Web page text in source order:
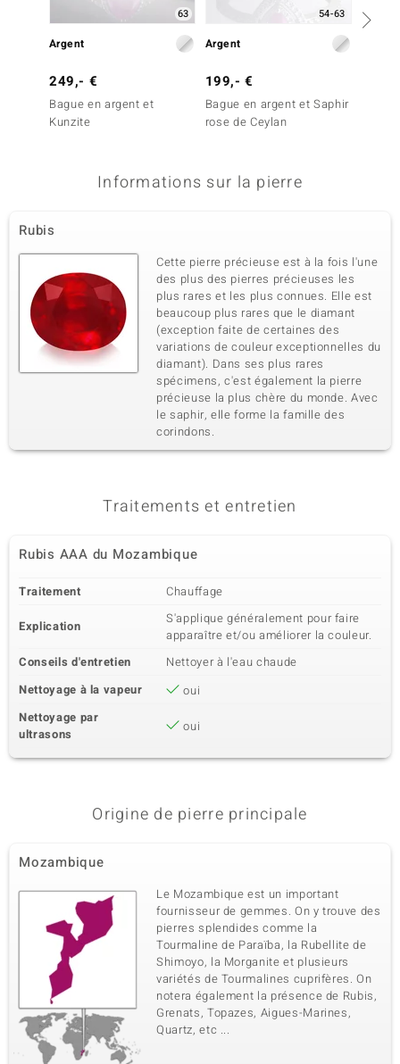
63
Argent
249,- €
Bague en argent et
Kunzite
54-63
Argent
199,- €
Bague en argent et Saphir
rose de Ceylan
Informations sur la pierre
Rubis
Cette pierre précieuse est à la fois l'une
des plus des pierres précieuses les
plus rares et les plus connues. Elle est
beaucoup plus rares que le diamant
(exception faite de certaines des
variations de couleur exceptionnelles du
diamant). Dans ses plus rares
spécimens, c'est également la pierre
précieuse la plus chère du monde. Avec
le saphir, elle forme la famille des
corindons.
Traitements et entretien
Rubis AAA du Mozambique
Traitement Chauffage
Explication
S'applique généralement pour faire
apparaître et/ou améliorer la couleur.
Conseils d'entretien
Nettoyer à l'eau chaude
Nettoyage à la vapeur
oui
Nettoyage par
ultrasons
oui
Origine de pierre principale
Mozambique
Le Mozambique est un important
fournisseur de gemmes. On y trouve des
pierres splendides comme la
Tourmaline de Paraïba, la Rubellite de
Shimoyo, la Morganite et plusieurs
variétés de Tourmalines cuprifères. On
notera également la présence de Rubis,
Grenats, Topazes, Aigues-Marines,
Quartz, etc ...